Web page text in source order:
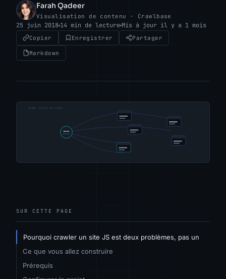
FQ
Farah Qadeer
Visualisation de contenu · Crawlbase
25 juin 2018 14 min de lecture Mis à jour il y a 1 mois
Copier Enregistrer Partager
Markdown
SUR CETTE PAGE
Pourquoi crawler un site JS est deux problèmes, pas un
Ce que vous allez construire
Prérequis